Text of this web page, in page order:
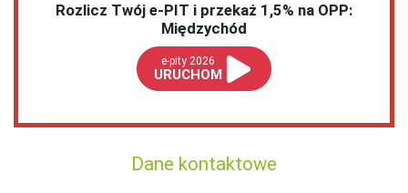
Rozlicz Twój e-PIT i przekaż 1,5% na OPP:
Międzychód
e-pity 2026
URUCHOM
Dane kontaktowe